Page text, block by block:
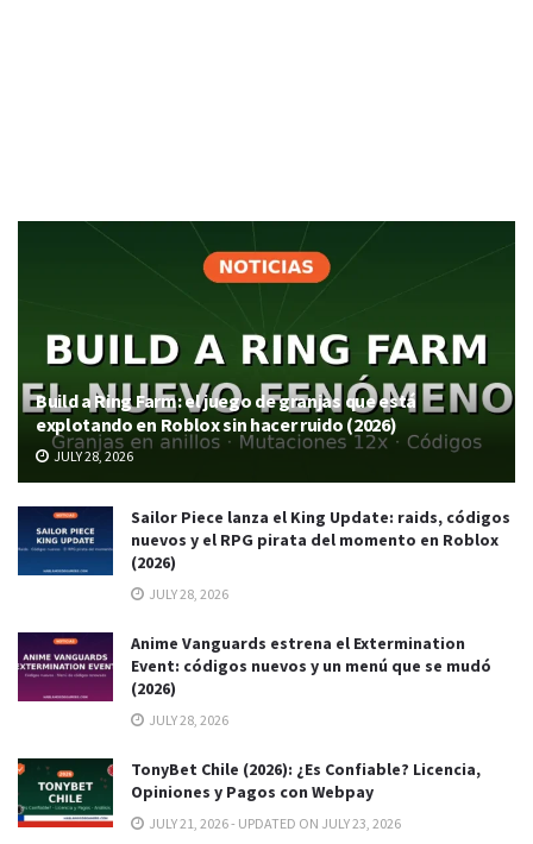
Build a Ring Farm: el juego de granjas que está
explotando en Roblox sin hacer ruido (2026)
JULY 28, 2026
Sailor Piece lanza el King Update: raids, códigos
nuevos y el RPG pirata del momento en Roblox
(2026)
JULY 28, 2026
Anime Vanguards estrena el Extermination
Event: códigos nuevos y un menú que se mudó
(2026)
JULY 28, 2026
TonyBet Chile (2026): ¿Es Confiable? Licencia,
Opiniones y Pagos con Webpay
JULY 21, 2026 - UPDATED ON JULY 23, 2026